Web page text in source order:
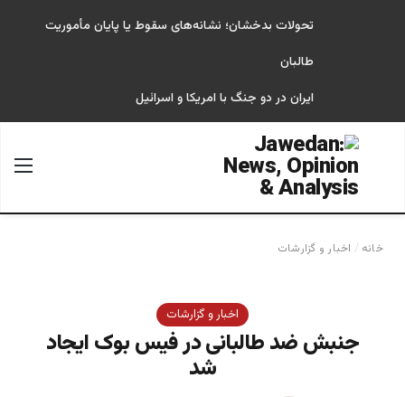
تحولات بدخشان؛ نشانه‌های سقوط یا پایان مأموریت
طالبان
ایران در دو جنگ با امریکا و اسرائیل
جستجو برای
خانه / اخبار و گزارشات
اخبار و گزارشات
جنبش ضد طالبانی در فیس بوک ایجاد
شد